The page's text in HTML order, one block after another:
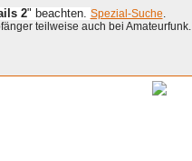
2" beachten. Spezial-Suche.
teilweise auch bei Amateurfunk.